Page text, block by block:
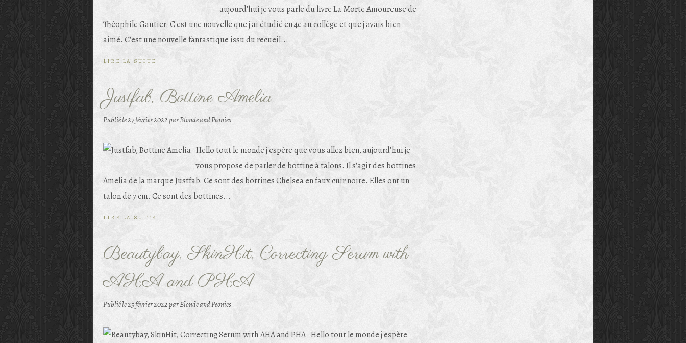
aujourd'hui je vous parle du livre La Morte Amoureuse de
Théophile Gautier. C'est une nouvelle que j'ai étudié en 4e au collège et que j'avais bien
aimé. C'est une nouvelle fantastique issu du recueil...
LIRE LA SUITE
Justfab, Bottine Amelia
Publié le27 février 2022par Blonde and Peonies
Hello tout le monde j'espère que vous allez bien, aujourd'hui je
vous propose de parler de bottine à talons. Il s'agit des bottines
Amelia de la marque Justfab. Ce sont des bottines Chelsea en faux cuir noire. Elles ont un
talon de 7 cm. Ce sont des bottines...
LIRE LA SUITE
Beautybay, SkinHit, Correcting Serum with
AHA and PHA
Publié le25 février 2022par Blonde and Peonies
Hello tout le monde j'espère